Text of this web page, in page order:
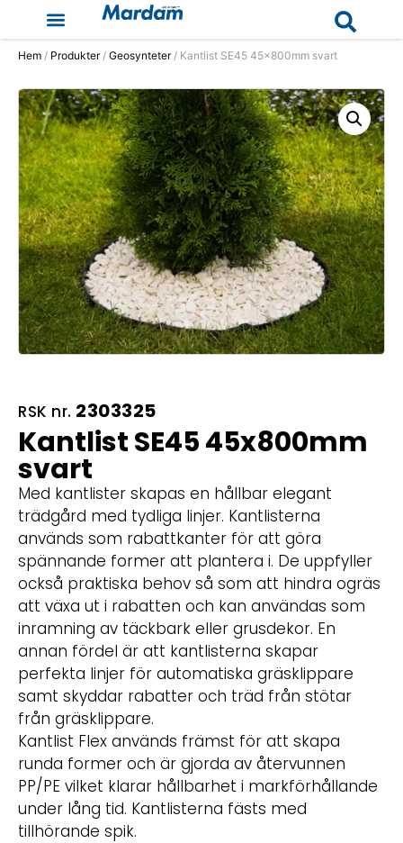
Hem / Produkter/ Geosynteter/ Kantlist SE45 45x800mm svart
RSK nr. 2303325
Kantlist SE45 45x800mm
svart
Med kantlister skapas en hållbar elegant
trädgård med tydliga linjer. Kantlisterna
används som rabattkanter för att göra
spännande former att plantera i. De uppfyller
också praktiska behov så som att hindra ogräs
att växa ut i rabatten och kan användas som
inramning av täckbark eller grusdekor. En
annan fördel är att kantlisterna skapar
perfekta linjer för automatiska gräsklippare
samt skyddar rabatter och träd från stötar
från gräsklippare.
Kantlist Flex används främst för att skapa
runda former och är gjorda av återvunnen
PP/PE vilket klarar hållbarhet i markförhållande
under lång tid. Kantlisterna fästs med
tillhörande spik.